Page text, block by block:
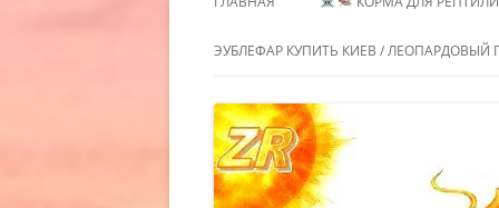
КОРМОВЫЕ КРЫСЫ
ЗАМОРОЗКА КУПИТЬ /
КОРМОВЫЕ ГРЫЗУНЫ KIEV
КОРМОВЫЕ МЫШИ
ЭУБЛЕФАР КУПИТЬ КИЕВ / ЛЕОПАРДОВЫЙ
СОДЕРЖАНИЕ
ГЕМИТЕКОНИКСОВ /
HEMITHECONYX CAUDICINCTUS /
AFRICAN FAT TAILED GECKO /